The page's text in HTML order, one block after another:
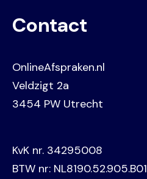
Contact
OnlineAfspraken.nl
Veldzigt 2a
3454 PW Utrecht
KvK nr. 34295008
BTW nr: NL8190.52.905.B01